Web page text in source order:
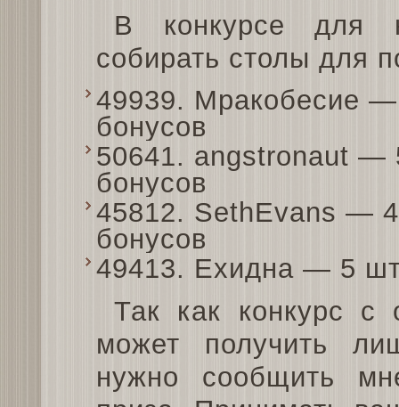
В конкурсе для
собирать столы для
49939. Мракобесие
бонусов
50641. angstronaut
бонусов
45812. SethEvans —
бонусов
49413. Ехидна — 5
Так как конкурс с
может получить
нужно сообщить